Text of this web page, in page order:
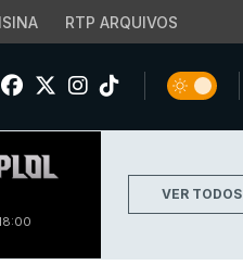
RTP ARQUIVOS
VER TODOS